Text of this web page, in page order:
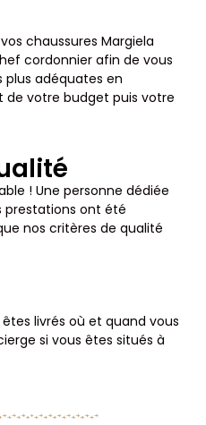
chaussures Margiela
cordonnier afin de vous
plus adéquates en
votre budget puis votre
! Une personne dédiée
prestations ont été
nos critères de qualité
livrés où et quand vous
si vous êtes situés à